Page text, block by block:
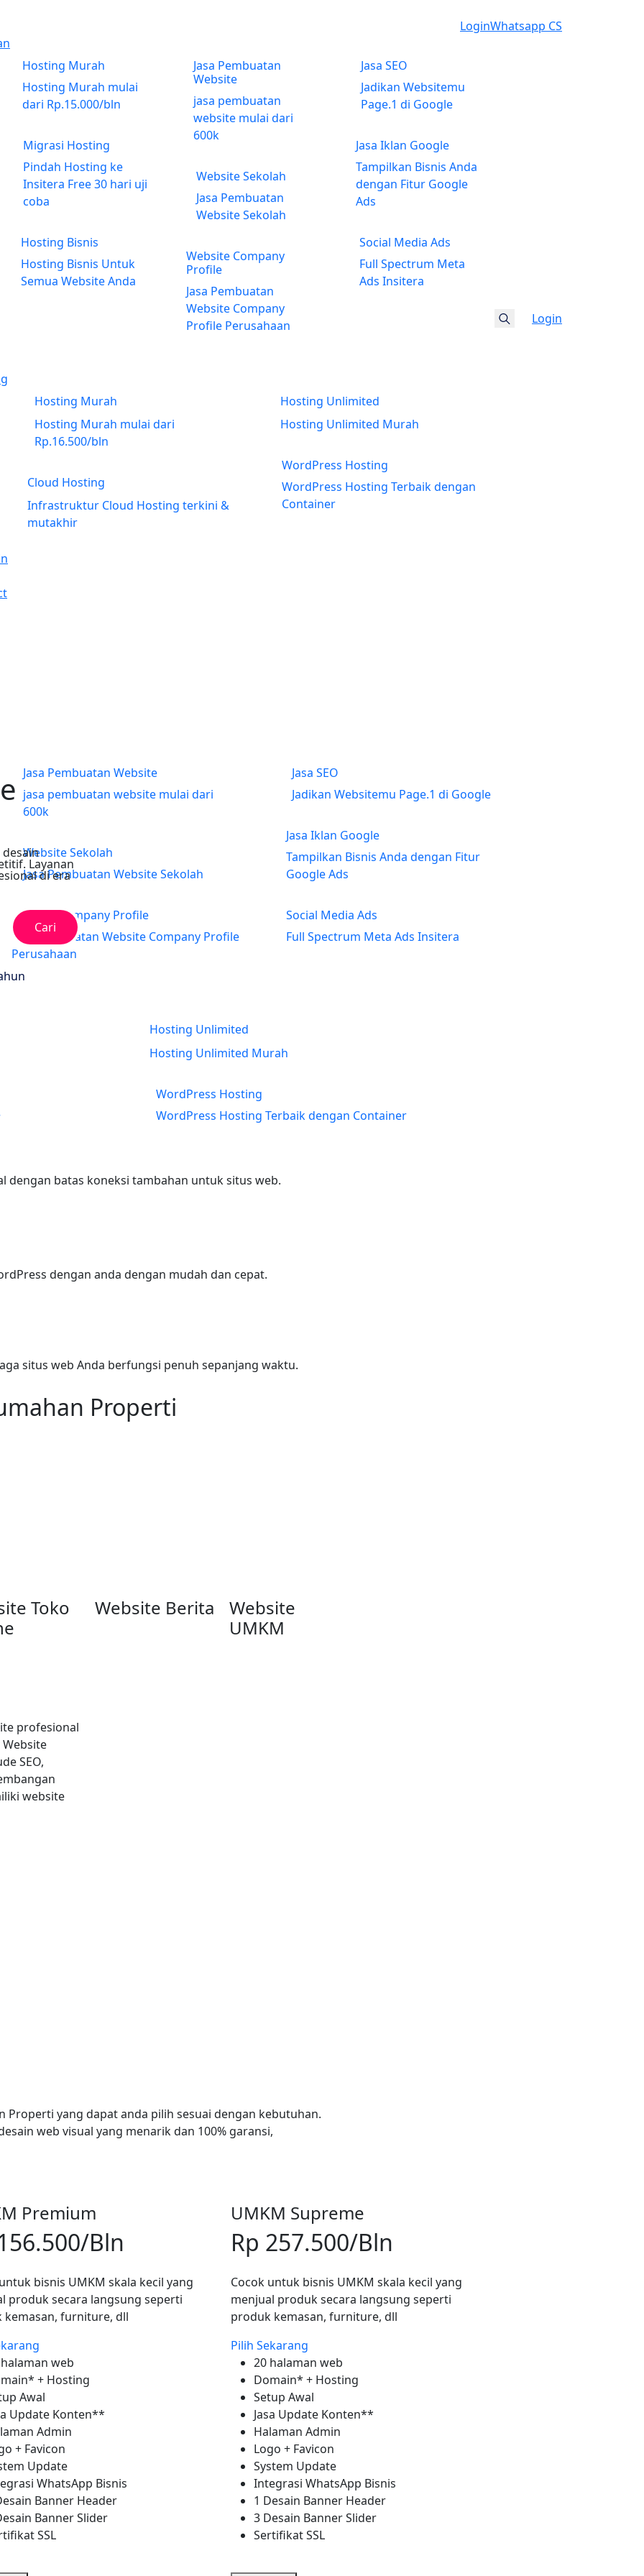
LoginWhatsapp CS
Hosting Murah
Hosting Murah mulai
dari Rp.15.000/bln
Migrasi Hosting
Pindah Hosting ke
Insitera Free 30 hari uji
coba
Hosting Bisnis
Hosting Bisnis Untuk
Semua Website Anda
Jasa Pembuatan
Website
jasa pembuatan
website mulai dari
600k
Website Sekolah
Jasa Pembuatan
Website Sekolah
Website Company
Profile
Jasa Pembuatan
Website Company
Profile Perusahaan
Jasa SEO
Jadikan Websitemu
Page.1 di Google
Jasa Iklan Google
Tampilkan Bisnis Anda
dengan Fitur Google
Ads
Social Media Ads
Full Spectrum Meta
Ads Insitera
Hosting Murah
Hosting Murah mulai dari
Rp.16.500/bln
Cloud Hosting
Infrastruktur Cloud Hosting terkini &
mutakhir
Hosting Unlimited
Hosting Unlimited Murah
WordPress Hosting
WordPress Hosting Terbaik dengan
Container
Login
Jasa Pembuatan Website
jasa pembuatan website mulai dari
600k
Website Sekolah
Jasa Pembuatan Website Sekolah
Website Company Profile
Jasa Pembuatan Website Company Profile
Perusahaan
Jasa SEO
Jadikan Websitemu Page.1 di Google
Jasa Iklan Google
Tampilkan Bisnis Anda dengan Fitur
Google Ads
Social Media Ads
Full Spectrum Meta Ads Insitera
Hosting Unlimited
Hosting Unlimited Murah
WordPress Hosting
WordPress Hosting Terbaik dengan Container
Layanan
di era
Cari
dengan batas koneksi tambahan untuk situs web.
dengan anda dengan mudah dan cepat.
situs web Anda berfungsi penuh sepanjang waktu.
Properti
Toko
Website Berita
Website
UMKM
profesional
SEO,
website
Properti yang dapat anda pilih sesuai dengan kebutuhan.
web visual yang menarik dan 100% garansi,
Premium
/Bln
bisnis UMKM skala kecil yang
produk secara langsung seperti
kemasan, furniture, dll
web
+ Hosting
Awal
Update Konten**
Admin
+ Favicon
Update
WhatsApp Bisnis
Banner Header
Banner Slider
SSL
UMKM Supreme
Rp 257.500/Bln
Cocok untuk bisnis UMKM skala kecil yang
menjual produk secara langsung seperti
produk kemasan, furniture, dll
Pilih Sekarang
20 halaman web
Domain* + Hosting
Setup Awal
Jasa Update Konten**
Halaman Admin
Logo + Favicon
System Update
Integrasi WhatsApp Bisnis
1 Desain Banner Header
3 Desain Banner Slider
Sertifikat SSL